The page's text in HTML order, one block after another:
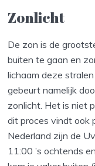
Zonlicht
De zon is de
buiten te gaan en
lichaam deze
gebeurt namelijk
zonlicht. Het is niet
dit proces vindt ook
Nederland zijn de
11:00 ’s ochtends